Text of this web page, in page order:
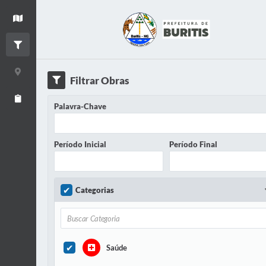
Ver mapa
Filtrar Obras
Detalhes da Obra
Relatório de Obras
Filtrar Obras
Palavra-Chave
Período Inicial Período Final
Categorias
Saúde